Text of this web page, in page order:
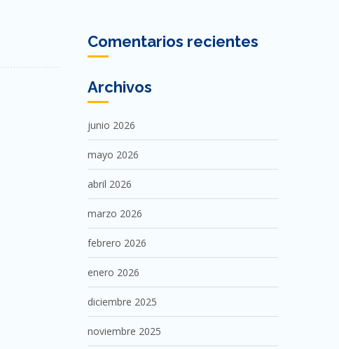
Comentarios recientes
Archivos
junio 2026
mayo 2026
abril 2026
marzo 2026
febrero 2026
enero 2026
diciembre 2025
noviembre 2025